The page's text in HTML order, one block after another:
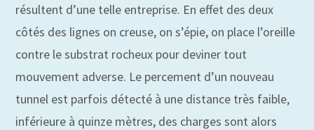
résultent d’une telle entreprise. En effet des deux
côtés des lignes on creuse, on s’épie, on place l’oreille
contre le substrat rocheux pour deviner tout
mouvement adverse. Le percement d’un nouveau
tunnel est parfois détecté à une distance très faible,
inférieure à quinze mètres, des charges sont alors